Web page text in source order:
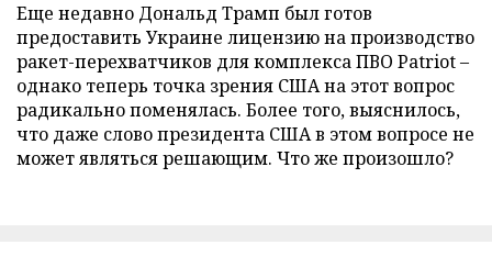
Еще недавно Дональд Трамп был готов
предоставить Украине лицензию на производство
ракет-перехватчиков для комплекса ПВО Patriot –
однако теперь точка зрения США на этот вопрос
радикально поменялась. Более того, выяснилось,
что даже слово президента США в этом вопросе не
может являться решающим. Что же произошло?